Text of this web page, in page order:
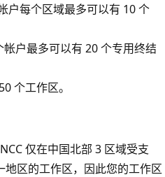
每个区域最多可以有 10 个
户最多可以有 20 个专用终结
个工作区。
仅在中国北部 3 区域受支
地区的工作区，因此您的工作区